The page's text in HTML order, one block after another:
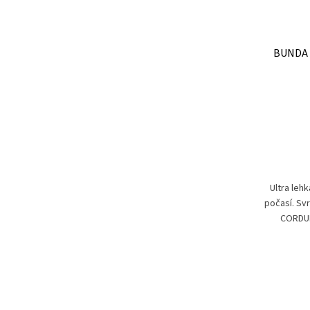
Ultra
počasí.